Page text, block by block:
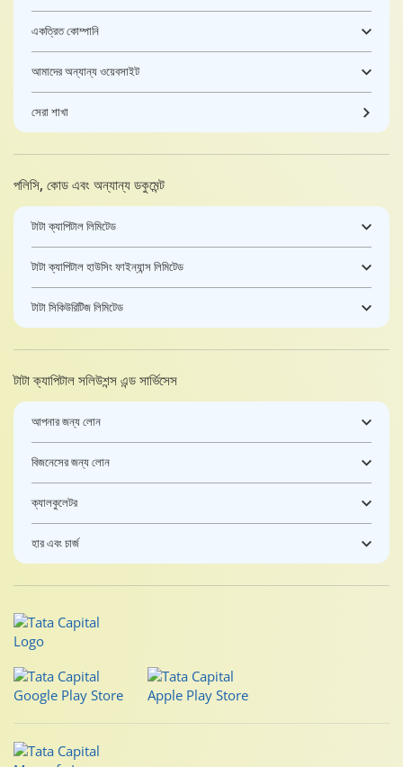
একত্রিত কোম্পানি
আমাদের অন্যান্য ওয়েবসাইট
সেরা শাখা
পলিসি, কোড এবং অন্যান্য ডকুমেন্ট
টাটা ক্যাপিটাল লিমিটেড
টাটা ক্যাপিটাল হাউসিং ফাইন্যান্স লিমিটেড
টাটা সিকিউরিটিজ লিমিটেড
টাটা ক্যাপিটাল সলিউশন্স এন্ড সার্ভিসেস
আপনার জন্য লোন
বিজনেসের জন্য লোন
ক্যালকুলেটর
হার এবং চার্জ